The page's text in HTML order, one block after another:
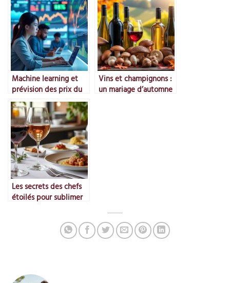
Machine learning et
prévision des prix du
marché
Vins et champignons :
un mariage d’automne
Les secrets des chefs
étoilés pour sublimer